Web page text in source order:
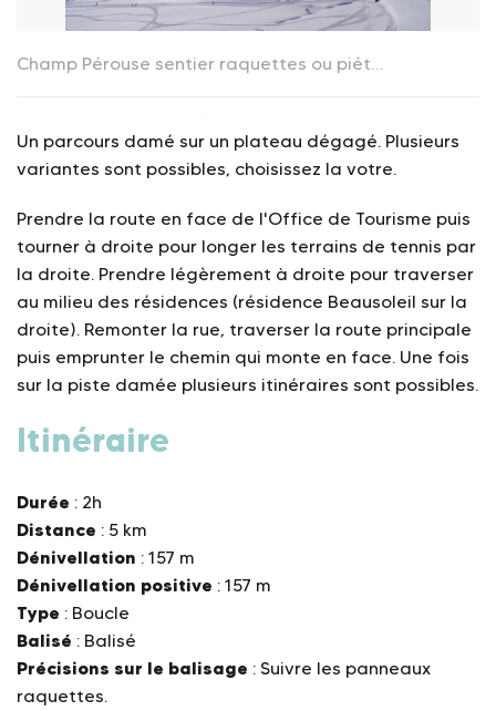
Champ Pérouse sentier raquettes ou piéton
Un parcours damé sur un plateau dégagé. Plusieurs
variantes sont possibles, choisissez la votre.
Prendre la route en face de l'Office de Tourisme puis
tourner à droite pour longer les terrains de tennis par
la droite. Prendre légèrement à droite pour traverser
au milieu des résidences (résidence Beausoleil sur la
droite). Remonter la rue, traverser la route principale
puis emprunter le chemin qui monte en face. Une fois
sur la piste damée plusieurs itinéraires sont possibles.
Itinéraire
Durée : 2h
Distance : 5 km
Dénivellation : 157 m
Dénivellation positive : 157 m
Type : Boucle
Balisé : Balisé
Précisions sur le balisage : Suivre les panneaux
raquettes.